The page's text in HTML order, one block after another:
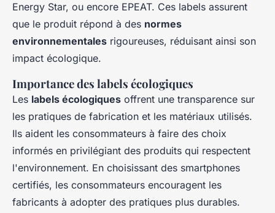
Energy Star, ou encore EPEAT. Ces labels assurent
que le produit répond à des normes
environnementales rigoureuses, réduisant ainsi son
impact écologique.
Importance des labels écologiques
Les labels écologiques offrent une transparence sur
les pratiques de fabrication et les matériaux utilisés.
Ils aident les consommateurs à faire des choix
informés en privilégiant des produits qui respectent
l'environnement. En choisissant des smartphones
certifiés, les consommateurs encouragent les
fabricants à adopter des pratiques plus durables.